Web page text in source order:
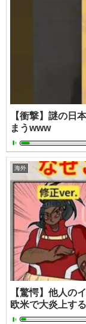
【衝撃】謎の日
まうwww
海外
【驚愕】他人の
欧米で大炎上す